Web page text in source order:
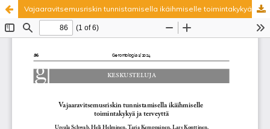
Vajaaravitsemusriskin tunnistamisella ikäihmiselle toimintakykyä ja terveyttä
Palvelua ylläpitää Tieteellisten seurain valtuuskunta